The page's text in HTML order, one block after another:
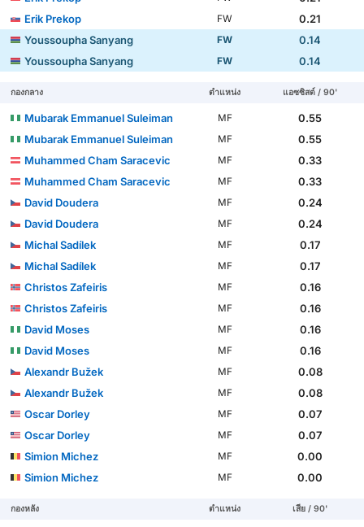
Erik Prekop
FW
0.21
Youssoupha Sanyang
FW
0.14
Youssoupha Sanyang
FW 0.14
กองกลาง ตำแหน่ง แอซซิสต์ / 90'
Mubarak Emmanuel Suleiman MF
0.55
Mubarak Emmanuel Suleiman
MF
0.55
Muhammed Cham Saracevic
MF
0.33
Muhammed Cham Saracevic
MF
0.33
David Doudera
MF
0.24
David Doudera
MF
0.24
Michal Sadílek
MF
0.17
Michal Sadílek
MF
0.17
Christos Zafeiris
MF
0.16
Christos Zafeiris
MF
0.16
David Moses
MF
0.16
David Moses
MF
0.16
Alexandr Bužek
MF
0.08
Alexandr Bužek
MF
0.08
Oscar Dorley
MF
0.07
Oscar Dorley
MF
0.07
Simion Michez
MF
0.00
Simion Michez
MF 0.00
กองหลัง ตำแหน่ง เสีย / 90'